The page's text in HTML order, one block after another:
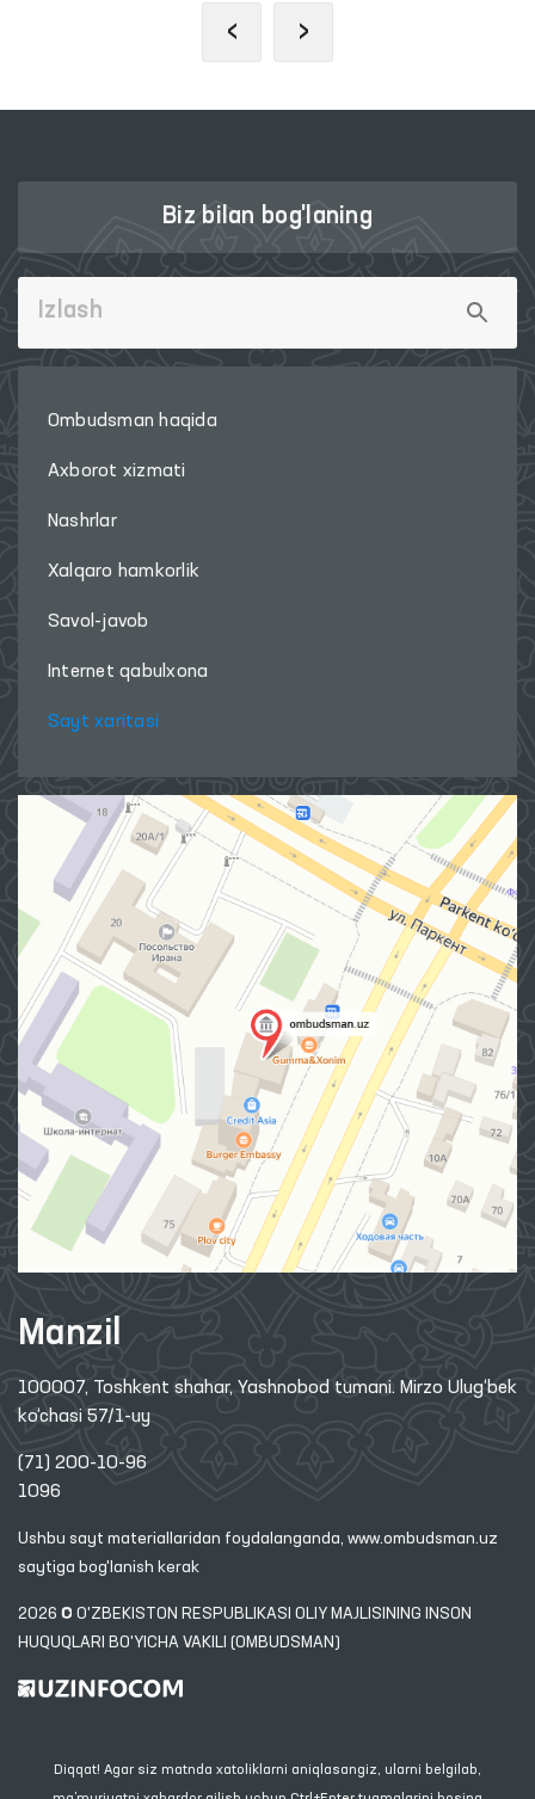
‹ ›
Biz bilan bog'laning
Ombudsman haqida
Axborot xizmati
Nashrlar
Xalqaro hamkorlik
Savol-javob
Internet qabulxona
Sayt xaritasi
Manzil
100007, Toshkent shahar, Yashnobod tumani. Mirzo Ulug‘bek
ko‘chasi 57/1-uy
(71) 200-10-96
1096
Ushbu sayt materiallaridan foydalanganda, www.ombudsman.uz
saytiga bog'lanish kerak
2026 © O'ZBEKISTON RESPUBLIKASI OLIY MAJLISINING INSON
HUQUQLARI BO'YICHA VAKILI (OMBUDSMAN)
Diqqat! Agar siz matnda xatoliklarni aniqlasangiz, ularni belgilab,